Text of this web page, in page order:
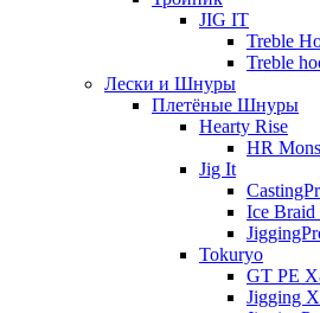
JIG IT
Treble
Treble
Лески и Шнуры
Плетёные Шнуры
Hearty Rise
HR
Jig It
Ice
Tokuryo
GT PE
Jigging